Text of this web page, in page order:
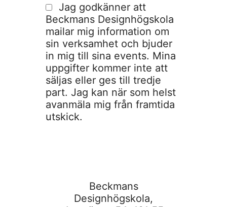
Jag godkänner att
Beckmans Designhögskola
mailar mig information om
sin verksamhet och bjuder
in mig till sina events. Mina
uppgifter kommer inte att
säljas eller ges till tredje
part. Jag kan när som helst
avanmäla mig från framtida
utskick.
Beckmans
Designhögskola,